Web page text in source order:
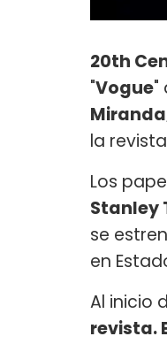
20th
"Vogue"
la revista
Los
Stanley
se
en
Al inicio
revista.